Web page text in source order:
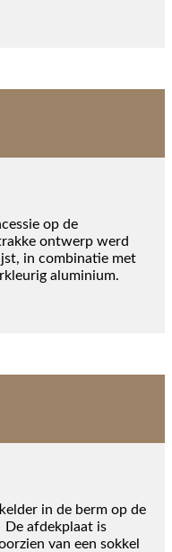
op de
ontwerp werd
in combinatie met
aluminium.
in de berm op de
De afdekplaat is
van een sokkel